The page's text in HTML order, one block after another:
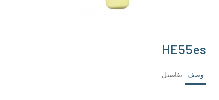
HE55es
وصف تفاصيل